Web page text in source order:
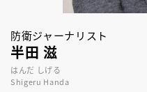
防衛ジャーナリスト
半田 滋
はんだ しげる
Shigeru Handa